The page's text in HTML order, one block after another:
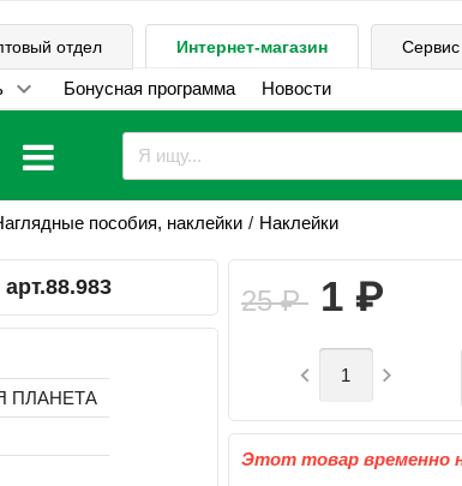
отдел Интернет-магазин Сервис
Бонусная программа Новости
пособия, наклейки Наклейки
ПЛАНЕТА
25₽ 1 ₽
 
Этот товар временно